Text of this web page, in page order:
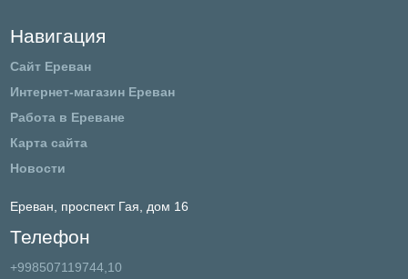
Навигация
Сайт Ереван
Интернет-магазин Ереван
Работа в Ереване
Карта сайта
Новости
Ереван, проспект Гая, дом 16
Телефон
+998507119744,10